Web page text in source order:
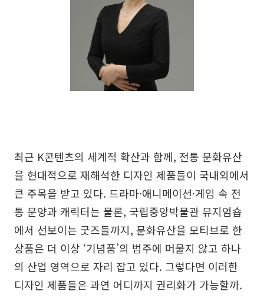
최근 K콘텐츠의 세계적 확산과 함께, 전통 문화유산
을 현대적으로 재해석한 디자인 제품들이 국내외에서
큰 주목을 받고 있다. 드라마·애니메이션·게임 속 전
통 문양과 캐릭터는 물론, 국립중앙박물관 뮤지엄숍
에서 선보이는 굿즈들까지, 문화유산을 모티브로 한
상품은 더 이상 ‘기념품’의 범주에 머물지 않고 하나
의 산업 영역으로 자리 잡고 있다. 그렇다면 이러한
디자인 제품들은 과연 어디까지 권리화가 가능할까.